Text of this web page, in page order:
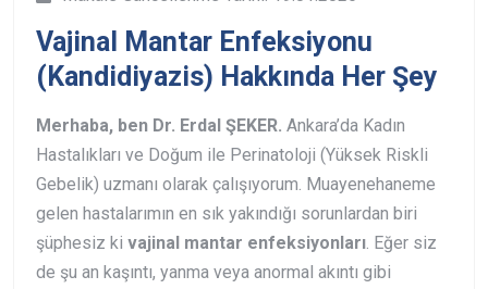
Vajinal Mantar Enfeksiyonu
(Kandidiyazis) Hakkında Her Şey
Merhaba, ben Dr. Erdal ŞEKER. Ankara’da Kadın
Hastalıkları ve Doğum ile Perinatoloji (Yüksek Riskli
Gebelik) uzmanı olarak çalışıyorum. Muayenehaneme
gelen hastalarımın en sık yakındığı sorunlardan biri
şüphesiz ki vajinal mantar enfeksiyonları. Eğer siz
de şu an kaşıntı, yanma veya anormal akıntı gibi